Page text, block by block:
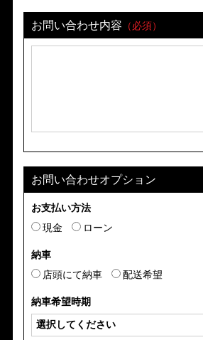
お問い合わせ内容 （必須）
お問い合わせオプション
お支払い方法
現金
ローン
納車
店頭にて納車
配送希望
納車希望時期